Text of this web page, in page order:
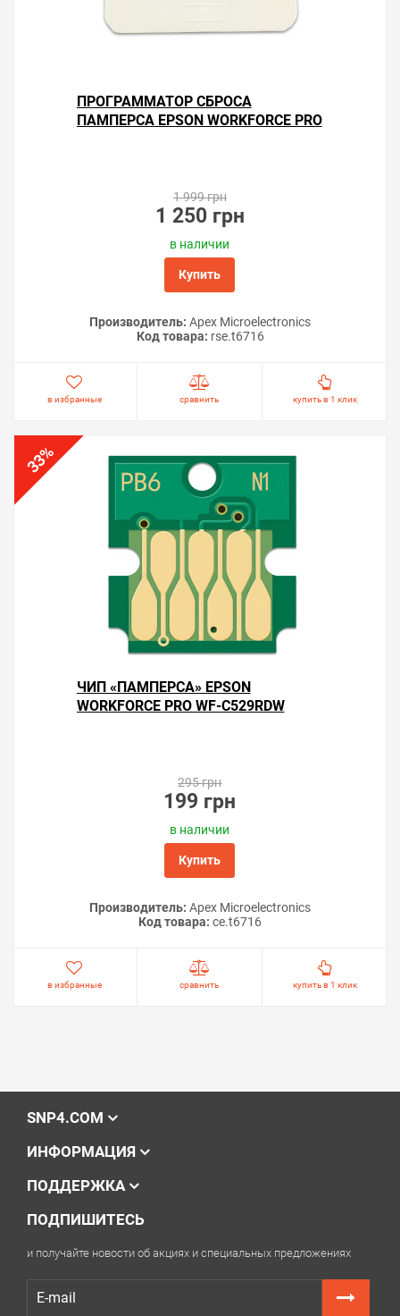
ПРОГРАММАТОР СБРОСА
ПАМПЕРСА EPSON WORKFORCE PRO
1 999 грн
1 250 грн
в наличии
Купить
Производитель: Apex Microelectronics
Код товара: rse.t6716
в избранные сравнить купить в 1 клик
33
%
ЧИП «ПАМПЕРСА» EPSON
WORKFORCE PRO WF-C529RDW
295 грн
199 грн
в наличии
Купить
Производитель: Apex Microelectronics
Код товара: ce.t6716
в избранные сравнить купить в 1 клик
SNP4.COM
ИНФОРМАЦИЯ
ПОДДЕРЖКА
ПОДПИШИТЕСЬ
и получайте новости об акциях и специальных предложениях